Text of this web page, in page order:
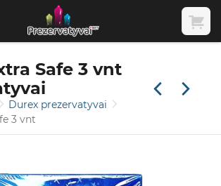
Safe 3 vnt
Durex prezervatyvai
3 vnt